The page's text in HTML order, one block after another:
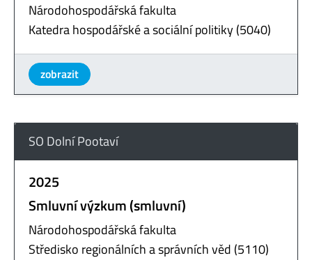
Národohospodářská fakulta
Katedra hospodářské a sociální politiky (5040)
zobrazit
SO Dolní Pootaví
2025
Smluvní výzkum (smluvní)
Národohospodářská fakulta
Středisko regionálních a správních věd (5110)